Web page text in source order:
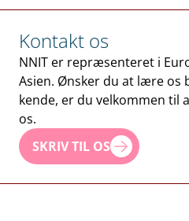
Kontakt os
NNIT er repræsenteret i
Asien. Ønsker du at lære os
kende, er du velkommen til
os.
SKRIV TIL OS